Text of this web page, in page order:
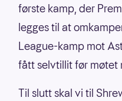
første kamp, der
legges til at
League-kamp mot
fått selvtillit før møtet
Til slutt skal vi til